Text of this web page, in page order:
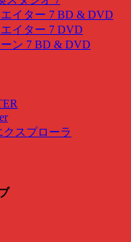
イター 7 BD & DVD
イター 7 DVD
ン 7 BD & DVD
クスプローラ